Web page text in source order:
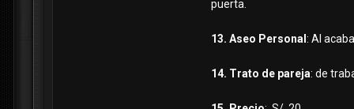
puerta.
13. Aseo Personal : Al
14. Trato de pareja: de